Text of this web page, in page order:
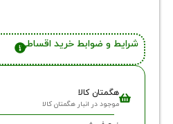
و ضوابط خرید اقساطی
در انبار هگمتان کالا